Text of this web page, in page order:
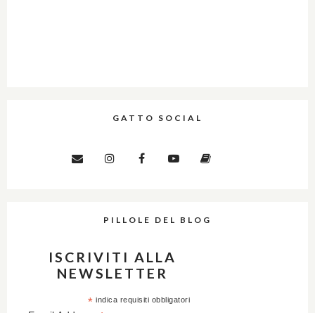
GATTO SOCIAL
PILLOLE DEL BLOG
ISCRIVITI ALLA
NEWSLETTER
* indica requisiti obbligatori